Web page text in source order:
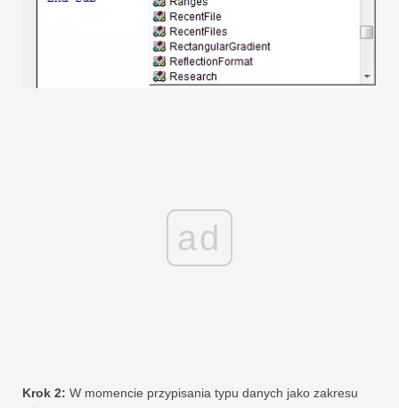
ad
Krok 2: W momencie przypisania typu danych jako zakresu